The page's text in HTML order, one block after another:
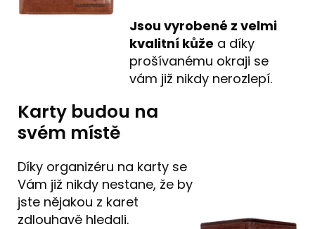
Jsou vyrobené z velmi
kvalitní kůže a díky
prošívanému okraji se
vám již nikdy nerozlepí.
Karty budou na
svém místě
Díky organizéru na karty se
Vám již nikdy nestane, že by
jste nějakou z karet
zdlouhavě hledali.